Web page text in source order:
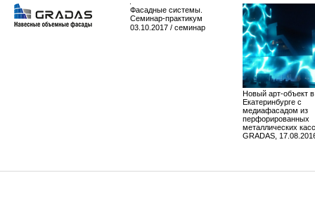
Фасадные системы.
Семинар-практикум
03.10.2017 / семинар
Новый арт-объект в
Екатеринбурге с
медиафасадом из
перфорированных
металлических
GRADAS,